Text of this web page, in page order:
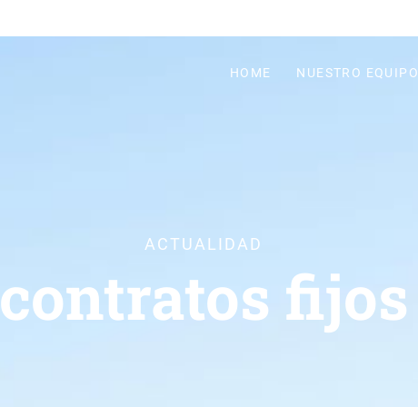
HOME NUESTRO EQUIPO
ACTUALIDAD
contratos fijos